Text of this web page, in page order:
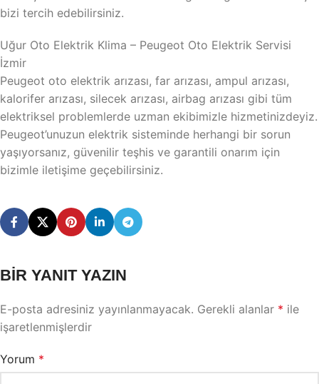
bizi tercih edebilirsiniz.
Uğur Oto Elektrik Klima – Peugeot Oto Elektrik Servisi
İzmir
Peugeot oto elektrik arızası, far arızası, ampul arızası,
kalorifer arızası, silecek arızası, airbag arızası gibi tüm
elektriksel problemlerde uzman ekibimizle hizmetinizdeyiz.
Peugeot’unuzun elektrik sisteminde herhangi bir sorun
yaşıyorsanız, güvenilir teşhis ve garantili onarım için
bizimle iletişime geçebilirsiniz.
BIR YANIT YAZIN
E-posta adresiniz yayınlanmayacak. Gerekli alanlar * ile
işaretlenmişlerdir
Yorum *